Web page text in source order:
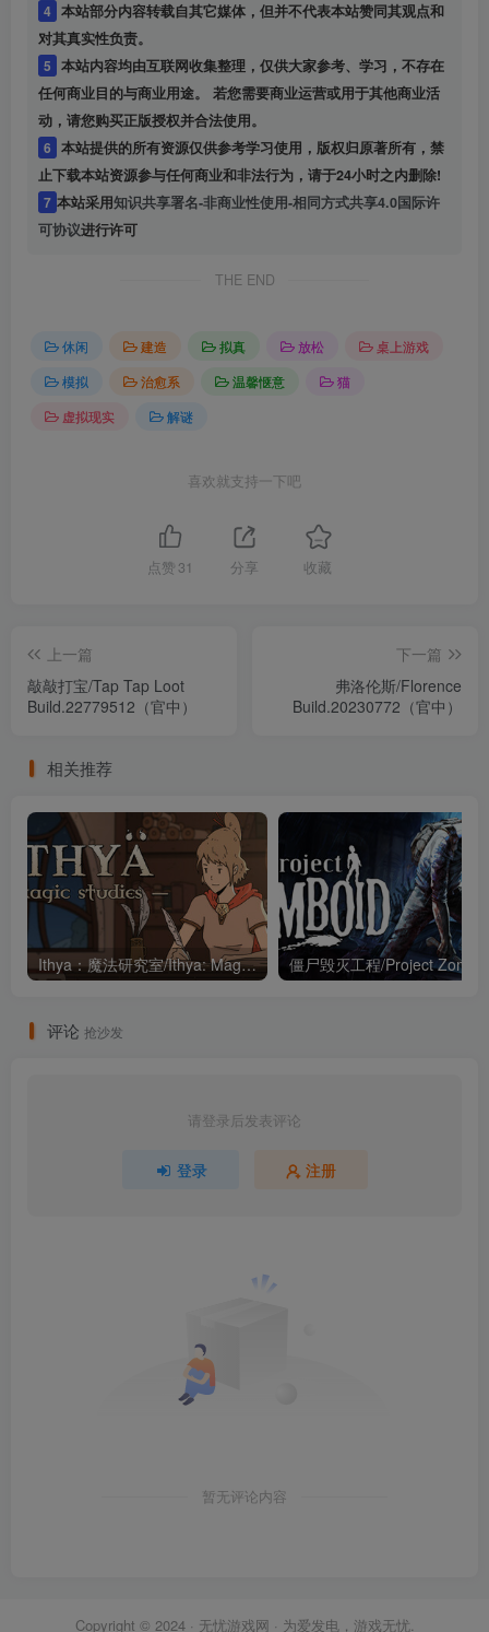
4 本站部分内容转载自其它媒体，但并不代表本站赞同其观点和
对其真实性负责。
5
任何商业目的与商业用途。 若您需要商业运营或用于其他商业活
动，请您购买正版授权并合法使用。
6 本站提供的所有资源仅供参考学习使用，版权归原著所有，禁
止下载本站资源参与任何商业和非法行为，请于24小时之内删除!
7 本站采用知识共享署名-非商业性使用-相同方式共享4.0国际许
可协议进行许可
THE END
休闲 建造 拟真 放松
桌上游戏
模拟
治愈系 温馨惬意
猫
虚拟现实
解谜
喜欢就支持一下吧
点赞 31 分享 收藏
上一篇
敲敲打宝/Tap Tap Loot
Build.22779512（官中）
下一篇
弗洛伦斯/Florence
Build.20230772（官中）
相关推荐
Ithya：魔法研究室/Ithya: Magic Studies Build.21393961（官中）
评论 抢沙发
请登录后发表评论
登录 注册
暂无评论内容
Copyright © 2024 · 无忧游戏网 · 为爱发电，游戏无忧.